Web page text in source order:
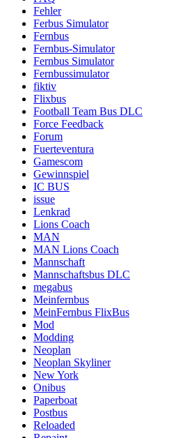
Fehler
Ferbus Simulator
Fernbus
Fernbus-Simulator
Fernbus Simulator
Fernbussimulator
fiktiv
Flixbus
Football Team Bus DLC
Force Feedback
Forum
Fuerteventura
Gamescom
Gewinnspiel
IC BUS
issue
Lenkrad
Lions Coach
MAN
MAN Lions Coach
Mannschaft
Mannschaftsbus DLC
megabus
Meinfernbus
MeinFernbus FlixBus
Mod
Modding
Neoplan
Neoplan Skyliner
New York
Onibus
Paperboat
Postbus
Reloaded